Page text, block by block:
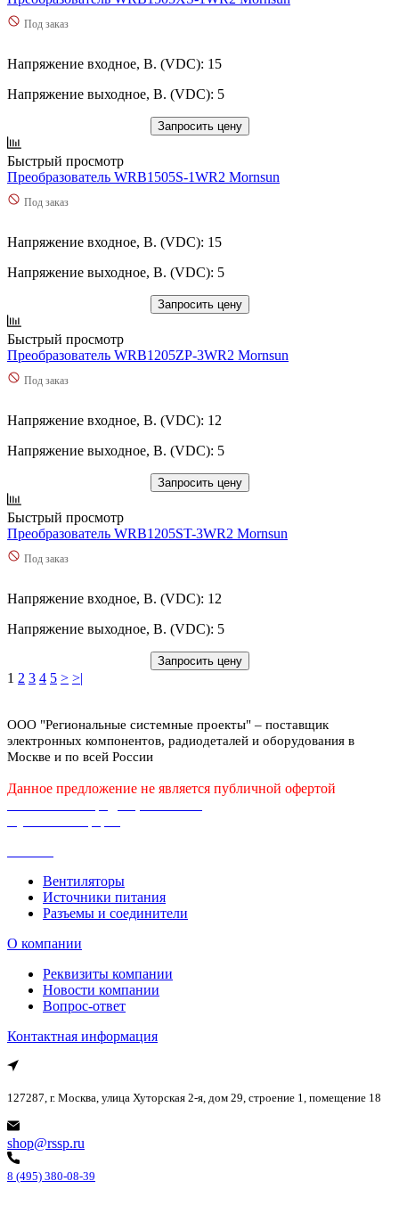
Под заказ
Напряжение входное, В. (VDC): 15
Напряжение выходное, В. (VDC): 5
Запросить цену
Быстрый просмотр
Преобразователь WRB1505S-1WR2 Mornsun
Под заказ
Напряжение входное, В. (VDC): 15
Напряжение выходное, В. (VDC): 5
Запросить цену
Быстрый просмотр
Преобразователь WRB1205ZP-3WR2 Mornsun
Под заказ
Напряжение входное, В. (VDC): 12
Напряжение выходное, В. (VDC): 5
Запросить цену
Быстрый просмотр
Преобразователь WRB1205ST-3WR2 Mornsun
Под заказ
Напряжение входное, В. (VDC): 12
Напряжение выходное, В. (VDC): 5
Запросить цену
1 2 3 4 5 > >|
ООО "Региональные системные проекты" – поставщик
электронных компонентов, радиодеталей и оборудования в
Москве и по всей России
Данное предложение не является публичной офертой
Вентиляторы
Источники питания
Разъемы и соединители
О компании
Реквизиты компании
Новости компании
Вопрос-ответ
Контактная информация
127287, г. Москва, улица Хуторская 2-я, дом 29, строение 1, помещение 18
shop@rssp.ru
8 (495) 380-08-39